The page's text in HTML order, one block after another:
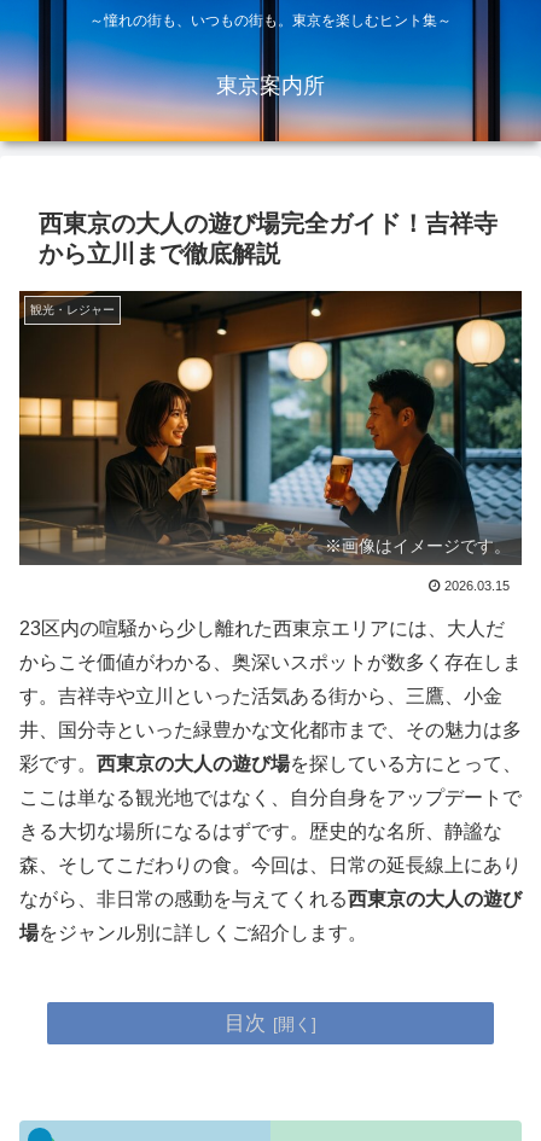
～憧れの街も、いつもの街も。東京を楽しむヒント集～
東京案内所
西東京の大人の遊び場完全ガイド！吉祥寺
から立川まで徹底解説
観光・レジャー
※画像はイメージです。
2026.03.15
23区内の喧騒から少し離れた西東京エリアには、大人だ
からこそ価値がわかる、奥深いスポットが数多く存在しま
す。吉祥寺や立川といった活気ある街から、三鷹、小金
井、国分寺といった緑豊かな文化都市まで、その魅力は多
彩です。 西東京の大人の遊び場を探している方にとって、
ここは単なる観光地ではなく、自分自身をアップデートで
きる大切な場所になるはずです。歴史的な名所、静謐な
森、そしてこだわりの食。今回は、日常の延長線上にあり
ながら、非日常の感動を与えてくれる西東京の大人の遊び
場をジャンル別に詳しくご紹介します。
目次